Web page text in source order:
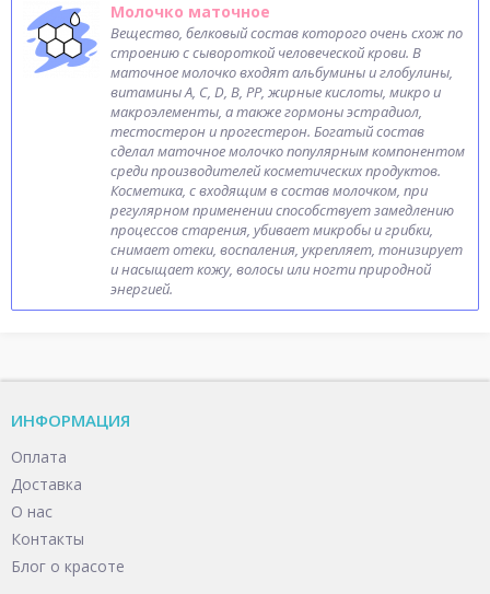
Молочко маточное
Вещество, белковый состав которого очень схож по
строению с сывороткой человеческой крови. В
маточное молочко входят альбумины и глобулины,
витамины А, С, D, B, PP, жирные кислоты, микро и
макроэлементы, а также гормоны эстрадиол,
тестостерон и прогестерон. Богатый состав
сделал маточное молочко популярным компонентом
среди производителей косметических продуктов.
Косметика, с входящим в состав молочком, при
регулярном применении способствует замедлению
процессов старения, убивает микробы и грибки,
снимает отеки, воспаления, укрепляет, тонизирует
и насыщает кожу, волосы или ногти природной
энергией.
ИНФОРМАЦИЯ
Оплата
Доставка
О нас
Контакты
Блог о красоте